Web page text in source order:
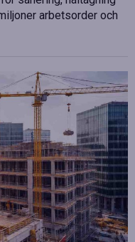
arbetsorder och